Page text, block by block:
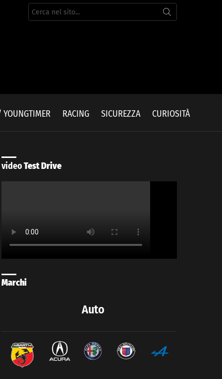
Cerca
per:
YOUNGTIMER RACING SICUREZZA CURIOSITÀ
videoTest Drive
Marchi
Auto